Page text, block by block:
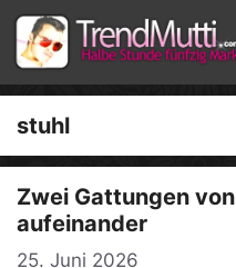
Zum
Inhalt
springen
stuhl
Zwei Gattungen
aufeinander
25. Juni 2026